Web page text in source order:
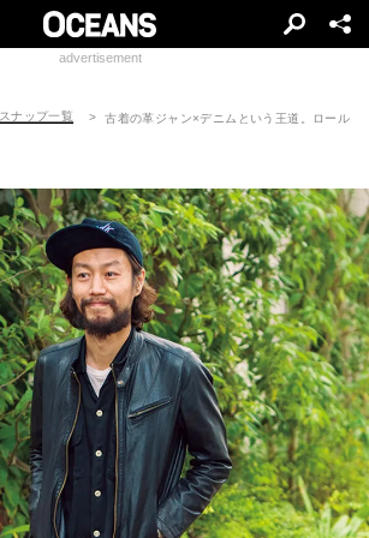
advertisement
スナップ一覧 古着の革ジャン×デニムという王道。ロールア